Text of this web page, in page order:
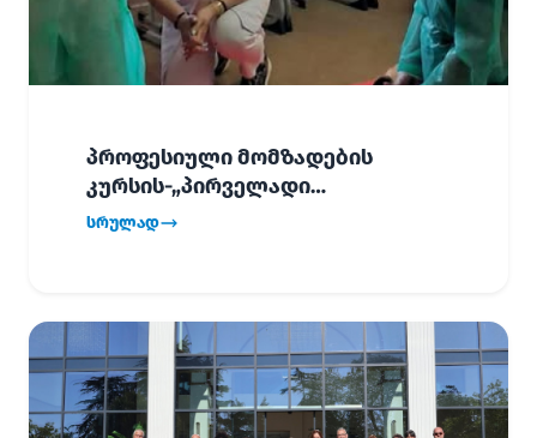
პროფესიული მომზადების
კურსის-„პირველადი
გადაუდებელი დახმარება“,
სრულად